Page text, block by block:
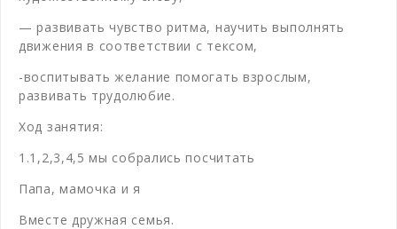
— развивать чувство ритма, научить выполнять
движения в соответствии с тексом,
-воспитывать желание помогать взрослым,
развивать трудолюбие.
Ход занятия:
1.1,2,3,4,5 мы собрались посчитать
Папа, мамочка и я
Вместе дружная семья.